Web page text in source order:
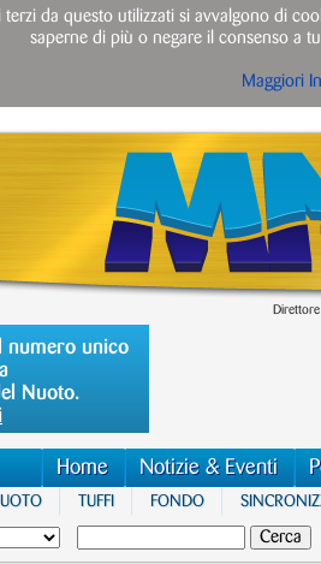
numero unico
Nuoto.
Home Notizie & Eventi
TUFFI FONDO
da questo utilizzati si avvalgono di
saperne di più o negare il consenso a
Maggiori